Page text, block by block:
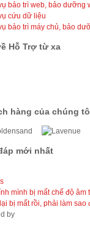
bảo trì web, bảo dưỡng
cứu dữ liệu
bảo trì máy chủ, bảo
Hỗ Trợ từ xa
hàng của chúng
mới nhất
mình bị mất chế độ âm
bị mất rồi, phải làm sao
by